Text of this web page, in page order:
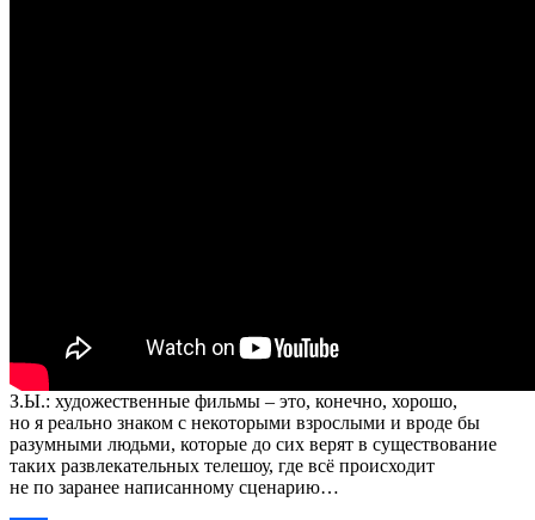
З.Ы.: художественные фильмы – это, конечно, хорошо,
но я реально знаком с некоторыми взрослыми и вроде бы
разумными людьми, которые до сих верят в существование
таких развлекательных телешоу, где всё происходит
не по заранее написанному сценарию…